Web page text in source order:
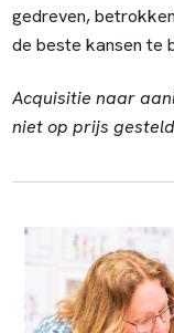
gedreven,
de beste kansen te
Acquisitie naar
niet op prijs